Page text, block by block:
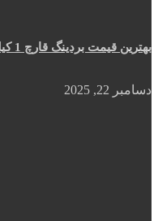
بهترین قیمت بردینگ قارچ 1 کیلویی در آذر ۱۴۰۴
دسامبر 22, 2025